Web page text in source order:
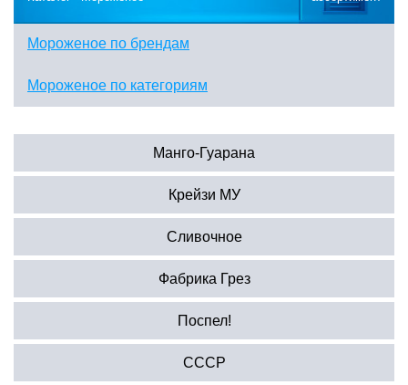
Мороженое по брендам
Мороженое по категориям
Манго-Гуарана
Крейзи МУ
Сливочное
Фабрика Грез
Поспел!
СССР